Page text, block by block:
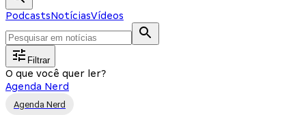
PodcastsNotíciasVídeos
Filtrar
O que você quer ler?
Agenda Nerd
Agenda Nerd